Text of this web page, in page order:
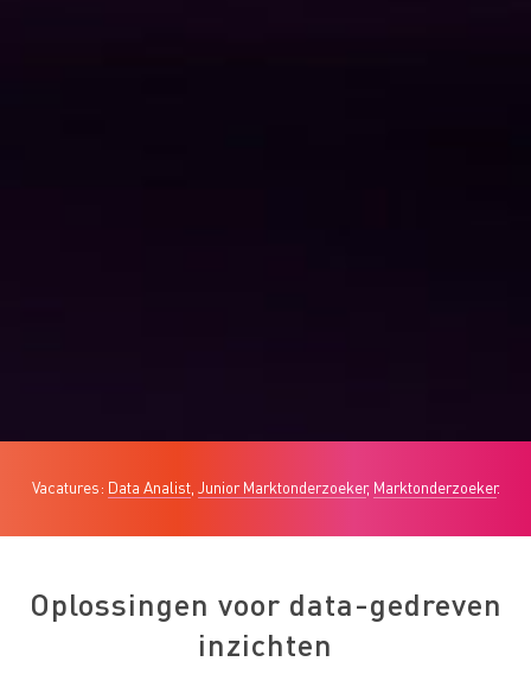
Vacatures: Data Analist, Junior Marktonderzoeker, Marktonderzoeker.
Oplossingen voor data-gedreven
inzichten